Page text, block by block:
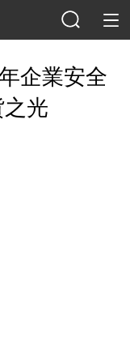
企業安全
光